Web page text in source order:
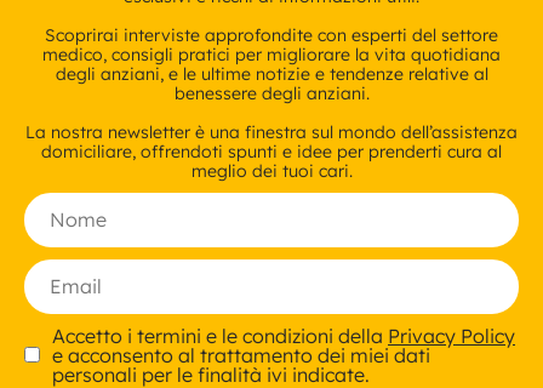
Scoprirai interviste approfondite con esperti del settore
medico, consigli pratici per migliorare la vita quotidiana
degli anziani, e le ultime notizie e tendenze relative al
benessere degli anziani.
La nostra newsletter è una finestra sul mondo dell’assistenza
domiciliare, offrendoti spunti e idee per prenderti cura al
meglio dei tuoi cari.
Accetto i termini e le condizioni della Privacy Policy
e acconsento al trattamento dei miei dati
personali per le finalità ivi indicate.